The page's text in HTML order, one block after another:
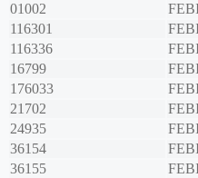
01002
116301
116336
16799
176033
21702
24935
36154
36155